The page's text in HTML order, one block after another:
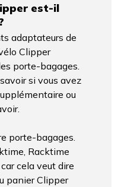
est-il
adaptateurs de
Clipper
porte-bagages.
si vous avez
ou
porte-bagages.
Racktime
cela veut dire
panier Clipper